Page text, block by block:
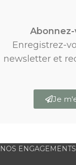
Enregistrez-
newsletter et
Je
NOS ENGAGEMENTS